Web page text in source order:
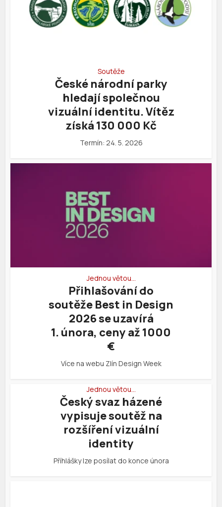
Soutěže
České národní parky
hledají společnou
vizuální identitu. Vítěz
získá 130 000 Kč
Termín: 24. 5. 2026
Jednou větou…
Přihlašování do
soutěže Best in Design
2026 se uzavírá
1. února, ceny až 1000
€
Více na webu Zlín Design Week
Jednou větou…
Český svaz házené
vypisuje soutěž na
rozšíření vizuální
identity
Příhlášky lze posílat do konce února